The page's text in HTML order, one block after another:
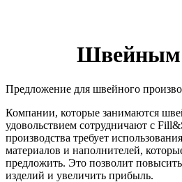
Швейным
Предложение для швейного
Компании, которые занимаются
удовольствием сотрудничают с
производства требует
материалов и наполнителей,
предложить. Это позволит
изделий и увеличить прибыль.